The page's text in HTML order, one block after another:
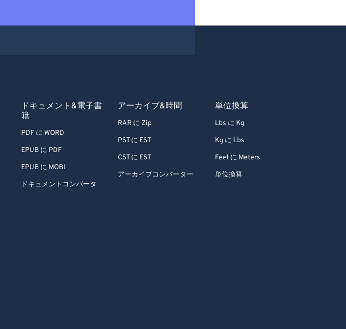
ドキュメント&電子書
籍
PDF に WORD
EPUB に PDF
EPUB に MOBI
ドキュメントコンバータ
アーカイブ&時間
RAR に Zip
PST に EST
CST に EST
アーカイブコンバーター
単位換算
Lbs に Kg
Kg に Lbs
Feet に Meters
単位換算